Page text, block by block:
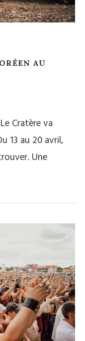
AU
Cratère va
13 au 20 avril,
Une